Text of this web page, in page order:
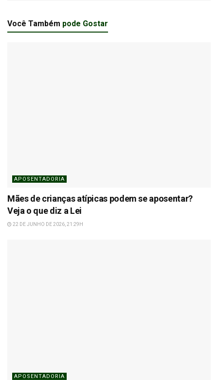
Você Também pode Gostar
APOSENTADORIA
Mães de crianças atípicas podem se aposentar?
Veja o que diz a Lei
22 DE JUNHO DE 2026, 21:29H
APOSENTADORIA